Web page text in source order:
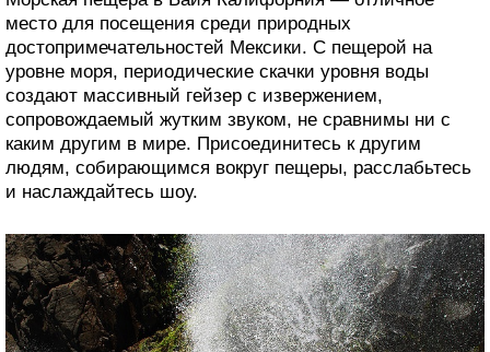
место для посещения среди природных
достопримечательностей Мексики. С пещерой на
уровне моря, периодические скачки уровня воды
создают массивный гейзер с извержением,
сопровождаемый жутким звуком, не сравнимы ни с
каким другим в мире. Присоединитесь к другим
людям, собирающимся вокруг пещеры, расслабьтесь
и наслаждайтесь шоу.